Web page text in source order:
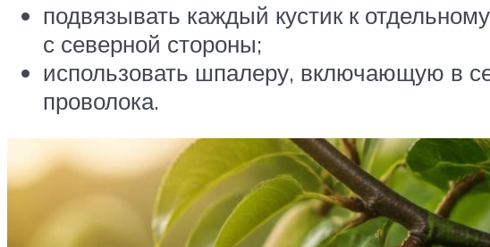
подвязывать каждый кустик к
с северной стороны;
использовать шпалеру, включающую в
проволока.